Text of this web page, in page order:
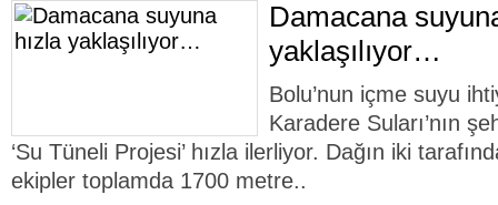
Damacana
yaklaşılıyor…
Bolu’nun içme suyu
Karadere Suları’nın
‘Su Tüneli Projesi’ hızla ilerliyor. Dağın iki
ekipler toplamda 1700 metre..